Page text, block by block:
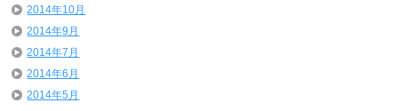
2014年10月
2014年9月
2014年7月
2014年6月
2014年5月